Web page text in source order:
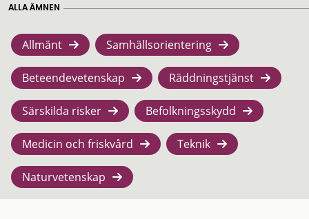
ALLA ÄMNEN
Allmänt Samhällsorientering
Beteendevetenskap Räddningstjänst
Särskilda risker Befolkningsskydd
Medicin och friskvård Teknik
Naturvetenskap